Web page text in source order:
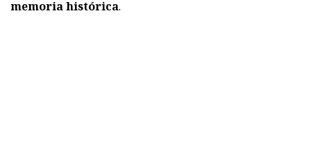
memoria histórica.